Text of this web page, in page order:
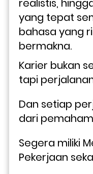
realistis,
yang tepat
bahasa yang
bermakna.
Karier bukan
tapi
Dan setiap
dari
Segera miliki
Pekerjaan